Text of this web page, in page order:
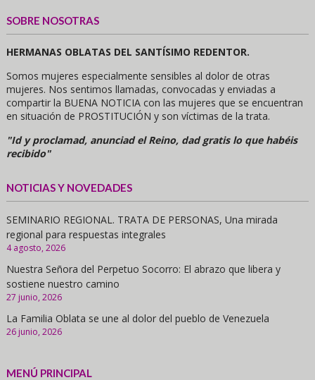
SOBRE NOSOTRAS
HERMANAS OBLATAS DEL SANTÍSIMO REDENTOR.
Somos mujeres especialmente sensibles al dolor de otras
mujeres. Nos sentimos llamadas, convocadas y enviadas a
compartir la BUENA NOTICIA con las mujeres que se encuentran
en situación de PROSTITUCIÓN y son víctimas de la trata.
"Id y proclamad, anunciad el Reino, dad gratis lo que habéis
recibido"
NOTICIAS Y NOVEDADES
SEMINARIO REGIONAL. TRATA DE PERSONAS, Una mirada
regional para respuestas integrales
4 agosto, 2026
Nuestra Señora del Perpetuo Socorro: El abrazo que libera y
sostiene nuestro camino
27 junio, 2026
La Familia Oblata se une al dolor del pueblo de Venezuela
26 junio, 2026
MENÚ PRINCIPAL